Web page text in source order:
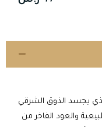
يجسد الذوق الشرقي
والعود الفاخر من